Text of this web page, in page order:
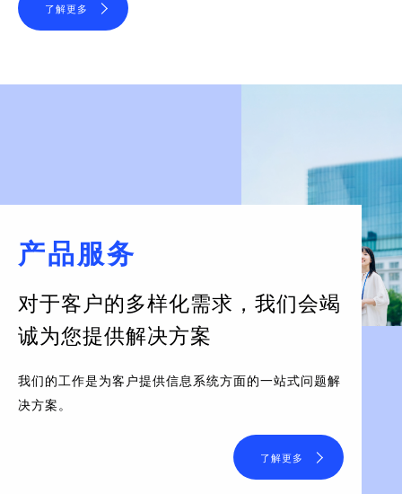
了解更多
产品服务
对于客户的多样化需求， 我们会竭
诚为您提供解决方案
我们的工作是为客户提供信息系统方面的一站式问题解
决方案。
了解更多